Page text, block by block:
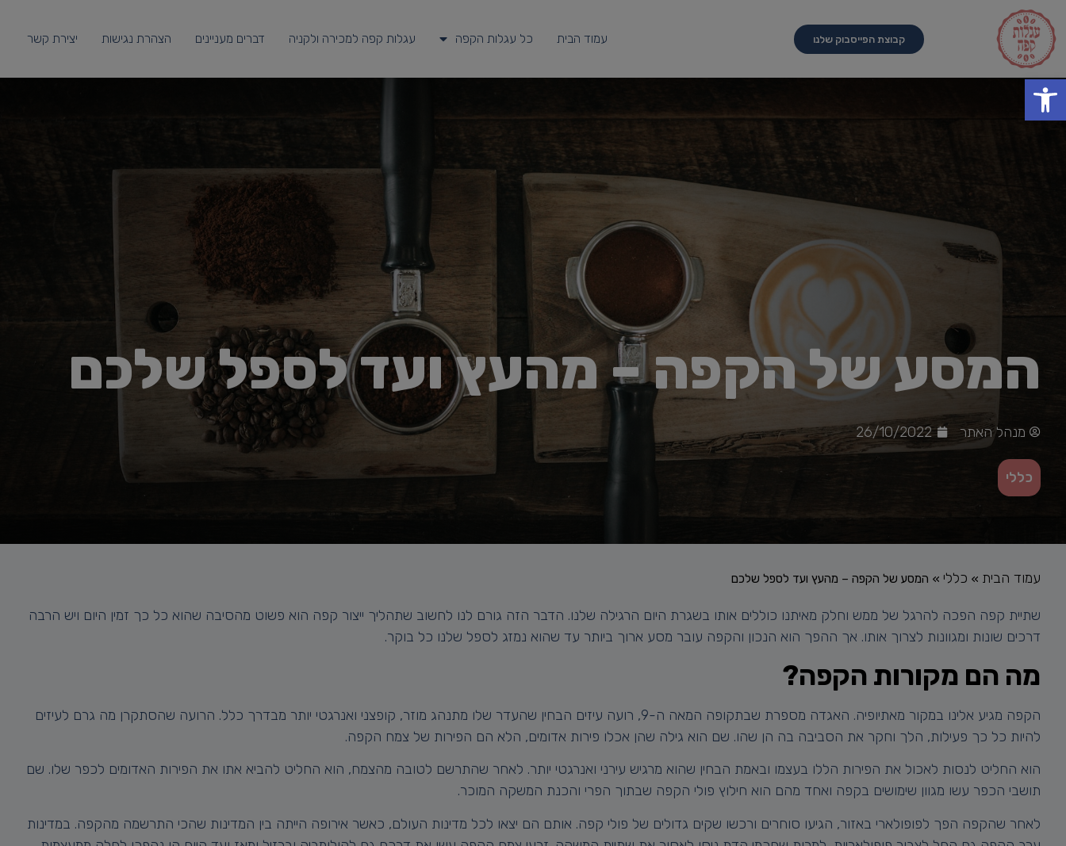
פתח סרגל נגישות
קבוצת הפייסבוק שלנו עמוד הבית כל עגלות הקפה עגלות קפה למכירה ולקניה דברים מעניינים הצהרת נגישות יצירת קשר
המסע של הקפה – מהעץ ועד לספל שלכם
מנהל האתר 26/10/2022
כללי
עמוד הבית » כללי » המסע של הקפה – מהעץ ועד לספל שלכם
שתיית קפה הפכה להרגל של ממש וחלק מאיתנו כוללים אותו בשגרת היום הרגילה שלנו. הדבר הזה גורם לנו לחשוב שתהליך ייצור קפה הוא פשוט מהסיבה שהוא כל כך זמין היום ויש הרבה
דרכים שונות ומגוונות לצרוך אותו. אך ההפך הוא הנכון והקפה עובר מסע ארוך ביותר עד שהוא נמזג לספל שלנו כל בוקר.
מה הם מקורות הקפה?
הקפה מגיע אלינו במקור מאתיופיה. האגדה מספרת שבתקופה המאה ה-9, רועה עיזים הבחין שהעדר שלו מתנהג מוזר, קופצני ואנרגטי יותר מבדרך כלל. הרועה שהסתקרן מה גרם לעיזים
להיות כל כך פעילות, הלך וחקר את הסביבה בה הן שהו. שם הוא גילה שהן אכלו פירות אדומים, הלא הם הפירות של צמח הקפה.
הוא החליט לנסות לאכול את הפירות הללו בעצמו ובאמת הבחין שהוא מרגיש עירני ואנרגטי יותר. לאחר שהתרשם לטובה מהצמח, הוא החליט להביא אתו את הפירות האדומים לכפר שלו. שם
תושבי הכפר עשו מגוון שימושים בקפה ואחד מהם הוא חילוץ פולי הקפה שבתוך הפרי והכנת המשקה המוכר.
לאחר שהקפה הפך לפופולארי באזור, הגיעו סוחרים ורכשו שקים גדולים של פולי קפה. אותם הם יצאו לכל מדינות העולם, כאשר אירופה הייתה בין המדינות שהכי התרשמה מהקפה. במדינות